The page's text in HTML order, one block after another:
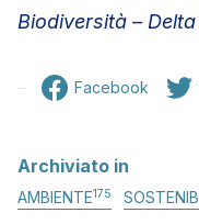
Biodiversità –
Facebook
Archiviato in
AMBIENTE175